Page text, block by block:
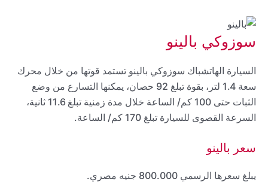
سوزوكي بالينو
السيارة الهاتشباك سوزوكي بالينو تستمد قوتها من خلال محرك
سعة 1.4 لتر، بقوة تبلغ 92 حصان، يمكنها التسارع من وضع
الثبات حتى 100 كم/ الساعة خلال مدة زمنية تبلغ 11.6 ثانية،
السرعة القصوى للسيارة تبلغ 170 كم/ الساعة.
سعر بالينو
يبلغ سعرها الرسمي 800.000 جنيه مصري.